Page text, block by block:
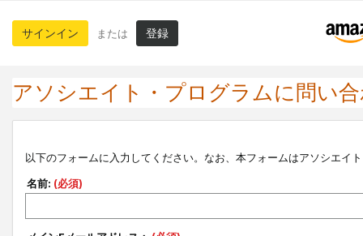
サインイン または 登録
アソシエイト・プログラムに問い
以下のフォームに入力してください。なお、本フォームはアソシエイ
名前: (必須)